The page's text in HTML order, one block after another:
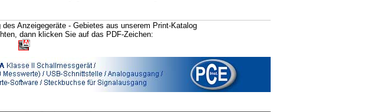
Anzeigegeräte - Gebietes aus unserem Print-Katalog
dann klicken Sie auf das PDF-Zeichen: